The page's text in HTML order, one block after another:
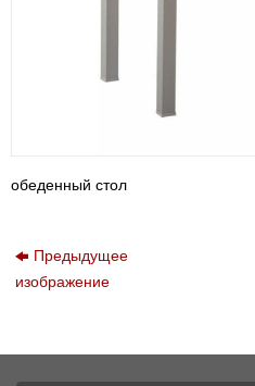
обеденный стол
Предыдущее
изображение